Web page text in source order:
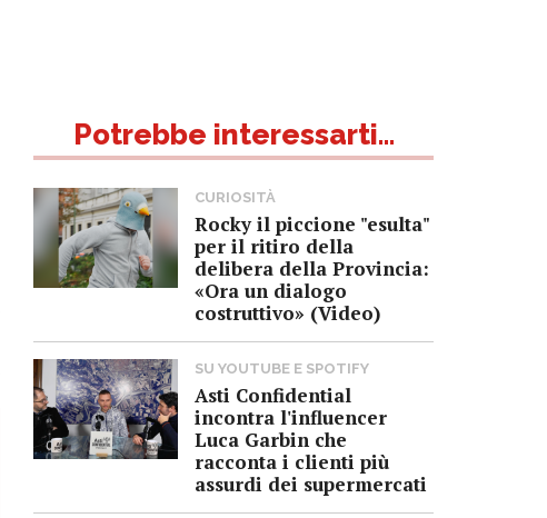
Potrebbe interessarti...
CURIOSITÀ
Rocky il piccione "esulta"
per il ritiro della
delibera della Provincia:
«Ora un dialogo
costruttivo» (Video)
SU YOUTUBE E SPOTIFY
Asti Confidential
incontra l'influencer
Luca Garbin che
racconta i clienti più
assurdi dei supermercati